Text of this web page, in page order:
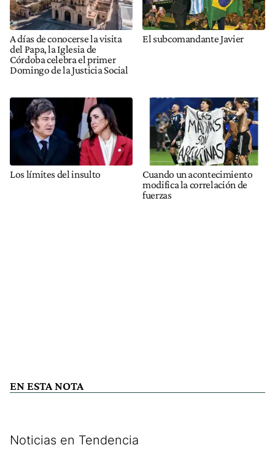
A días de conocerse la visita
del Papa, la Iglesia de
Córdoba celebra el primer
Domingo de la Justicia Social
El subcomandante Javier
Los límites del insulto
Cuando un acontecimiento
modifica la correlación de
fuerzas
EN ESTA NOTA
Noticias en Tendencia